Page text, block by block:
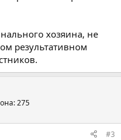
хозяина, не
результативном
275
#3